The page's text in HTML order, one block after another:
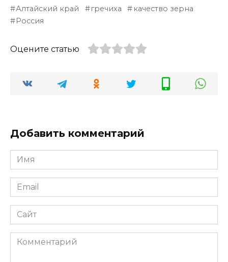
Алтайский край гречиха
качество зерна
Россия
Оцените статью
Добавить комментарий
Имя
*
Email
*
Сайт
Комментарий